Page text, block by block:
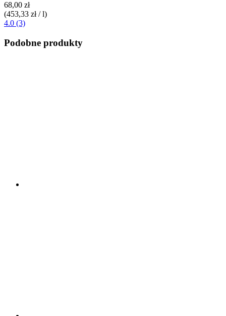
68,00 zł
(453,33 zł / l)
4.0 (3)
Podobne produkty